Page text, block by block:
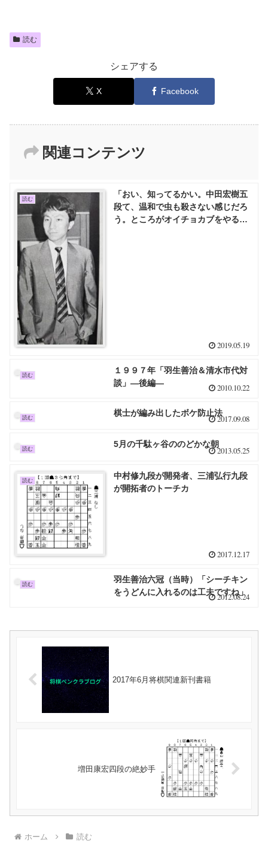
読む
シェアする
X Facebook
関連コンテンツ
読む
「おい、知ってるかい。中田宏樹五
段て、温和で虫も殺さない感じだろ
う。ところがオイチョカブをやると
2019.05.19
読む
１９９７年「羽生善治＆清水市代対
談」―後編―
2010.10.22
読む 棋士が編み出したボケ防止法
2017.09.08
読む 5月の千駄ヶ谷ののどかな朝
2013.05.25
読む
中村修九段が開発者、三浦弘行九段
が開拓者のトーチカ
2017.12.17
読む
羽生善治六冠（当時）「シーチキン
をうどんに入れるのは工夫ですね」
2012.08.24
2017年6月将棋関連新刊書籍
増田康宏四段の絶妙手
ホーム 読む